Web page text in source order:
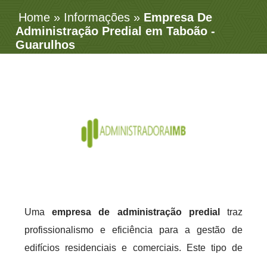
Home » Informações » Empresa De
Administração Predial em Taboão -
Guarulhos
Umaempresa de administração predial
traz
profissionalismo e eficiência para a gestão de
edifícios residenciais e comerciais. Este tipo de